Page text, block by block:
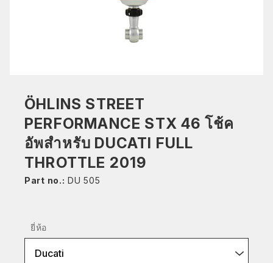
ÖHLINS STREET
PERFORMANCE STX 46 โช้ค
อัพสำหรับ DUCATI FULL
THROTTLE 2019
Part no.: DU 505
ยี่ห้อ
Ducati